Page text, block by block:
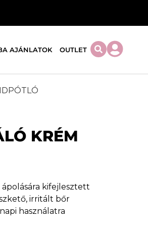
AJÁNLATOK OUTLET
KRÉM
ápolására kifejlesztett
irritált bőr
használatra